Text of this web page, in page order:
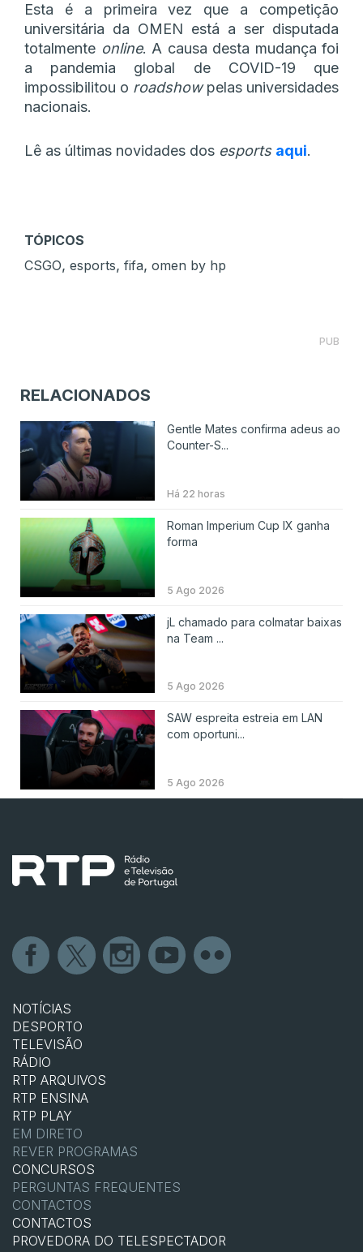
Esta é a primeira vez que a competição
universitária da OMEN está a ser disputada
totalmente online. A causa desta mudança foi
a pandemia global de COVID-19 que
impossibilitou o roadshowpelas universidades
nacionais.
Lê as últimas novidades dos esports aqui.
TÓPICOS
CSGO, esports, fifa, omen by hp
PUB
RELACIONADOS
Gentle Mates confirma adeus ao
Counter-S...
Há 22 horas
Roman Imperium Cup IX ganha
forma
5 Ago 2026
jL chamado para colmatar baixas
na Team ...
5 Ago 2026
SAW espreita estreia em LAN
com oportuni...
5 Ago 2026
NOTÍCIAS
DESPORTO
TELEVISÃO
RÁDIO
RTP ARQUIVOS
RTP ENSINA
RTP PLAY
EM DIRETO
REVER PROGRAMAS
CONCURSOS
PERGUNTAS FREQUENTES
CONTACTOS
CONTACTOS
PROVEDORA DO TELESPECTADOR